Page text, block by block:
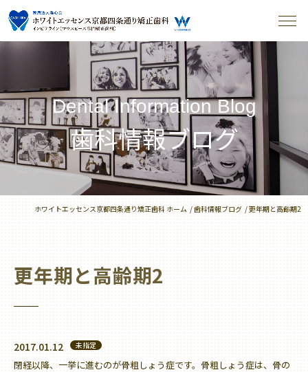
Dental Information Blog
歯科情報ブログ
ホワイトエッセンス京都四条通り矯正歯科 ホーム 歯科情報ブログ 更年期と高齢期2
更年期と高齢期2
2017.01.12 未指定
閉経以降、一挙に進むのが骨粗しょう症です。骨粗しょう症は、骨の